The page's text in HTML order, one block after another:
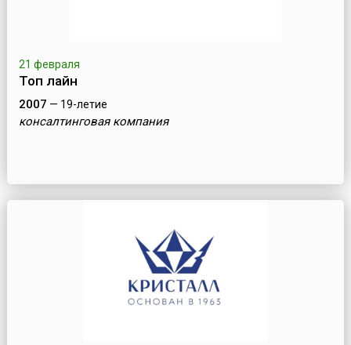
21 февраля
Топ лайн
2007 — 19-летие
консалтинговая компания